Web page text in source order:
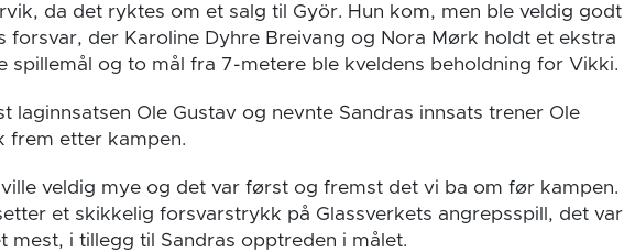
da det ryktes om et salg til Györ. Hun kom, men ble veldig godt
forsvar, der Karoline Dyhre Breivang og Nora Mørk holdt et ekstra
spillemål og to mål fra 7-metere ble kveldens beholdning for Vikki.
laginnsatsen Ole Gustav og nevnte Sandras innsats trener Ole
frem etter kampen.
veldig mye og det var først og fremst det vi ba om før kampen.
et skikkelig forsvarstrykk på Glassverkets angrepsspill, det var
mest, i tillegg til Sandras opptreden i målet.